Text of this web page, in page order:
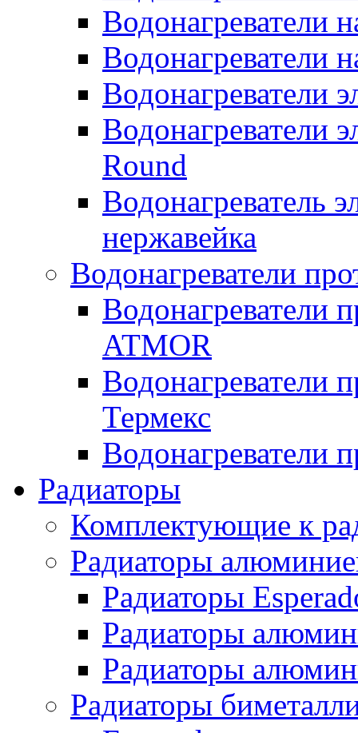
Водонагреватели
Водонагреватели
Водонагреватели
Водонагреватели
Round
Водонагреватель
нержавейка
Водонагреватели
Водонагреватели
ATMOR
Водонагреватели
Термекс
Водонагреватели
Радиаторы
Комплектующие к
Радиаторы
Радиаторы
Радиаторы
Радиаторы
Радиаторы